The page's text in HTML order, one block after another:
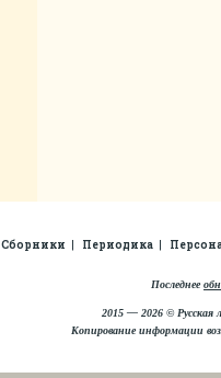
Сборники Периодика
Последнее
2015 — 2026 © Русская
Копирование информации